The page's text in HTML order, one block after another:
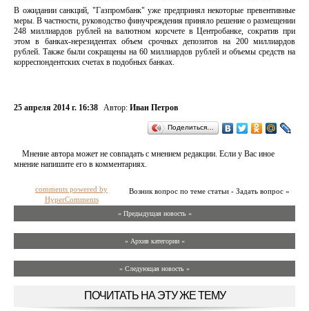
В ожидании санкций, "Газпромбанк" уже предпринял некоторые превентивные
меры. В частности, руководство финучреждения приняло решение о размещении
248 миллиардов рублей на валютном корсчете в Центробанке, сократив при
этом в банках-нерезидентах объем срочных депозитов на 200 миллиардов
рублей. Также были сокращены на 60 миллиардов рублей и объемы средств на
корреспондентских счетах в подобных банках.
25 апреля 2014 г. 16:38 Автор: Иван Петров
Поделиться…
Мнение автора может не совпадать с мнением редакции. Если у Вас иное
мнение напишите его в комментариях.
Возник вопрос по теме статьи - Задать вопрос »
comments powered by
HyperComments
« Предыдущая новость «
» Архив категории «
» Следующая новость »
ПОЧИТАТЬ НА ЭТУ ЖЕ ТЕМУ